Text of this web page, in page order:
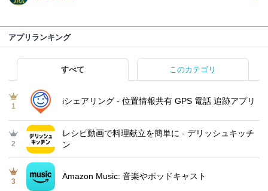
アプリランキング
すべて このカテゴリ
1
iシェアリング - 位置情報共有 GPS 電話 追跡アプリ
2
レシピ動画で料理献立を簡単‪に - デリッシュキッチ
ン
3
Amazon Music: 音楽やポッドキャスト